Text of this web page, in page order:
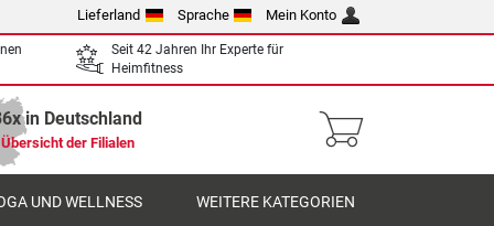
Lieferland Sprache Mein Konto
Seit 42 Jahren Ihr Experte für
Heimfitness
in Deutschland
Übersicht der Filialen
UND WELLNESS WEITERE KATEGORIEN